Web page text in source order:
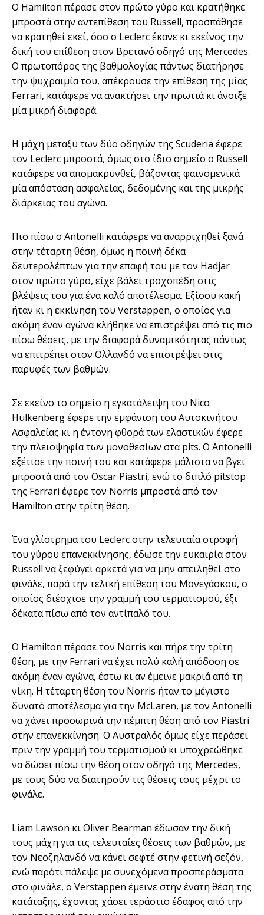
Ο Hamilton πέρασε στον πρώτο γύρο και κρατήθηκε
μπροστά στην αντεπίθεση του Russell, προσπάθησε
να κρατηθεί εκεί, όσο ο Leclerc έκανε κι εκείνος την
δική του επίθεση στον Βρετανό οδηγό της Mercedes.
Ο πρωτοπόρος της βαθμολογίας πάντως διατήρησε
την ψυχραιμία του, απέκρουσε την επίθεση της μίας
Ferrari, κατάφερε να ανακτήσει την πρωτιά κι άνοιξε
μία μικρή διαφορά.
Η μάχη μεταξύ των δύο οδηγών της Scuderia έφερε
τον Leclerc μπροστά, όμως στο ίδιο σημείο ο Russell
κατάφερε να απομακρυνθεί, βάζοντας φαινομενικά
μία απόσταση ασφαλείας, δεδομένης και της μικρής
διάρκειας του αγώνα.
Πιο πίσω ο Antonelli κατάφερε να αναρριχηθεί ξανά
στην τέταρτη θέση, όμως η ποινή δέκα
δευτερολέπτων για την επαφή του με τον Hadjar
στον πρώτο γύρο, είχε βάλει τροχοπέδη στις
βλέψεις του για ένα καλό αποτέλεσμα. Εξίσου κακή
ήταν κι η εκκίνηση του Verstappen, ο οποίος για
ακόμη έναν αγώνα κλήθηκε να επιστρέψει από τις πιο
πίσω θέσεις, με την διαφορά δυναμικότητας πάντως
να επιτρέπει στον Ολλανδό να επιστρέψει στις
παρυφές των βαθμών.
Σε εκείνο το σημείο η εγκατάλειψη του Nico
Hulkenberg έφερε την εμφάνιση του Αυτοκινήτου
Ασφαλείας κι η έντονη φθορά των ελαστικών έφερε
την πλειοψηφία των μονοθεσίων στα pits. Ο Antonelli
εξέτισε την ποινή του και κατάφερε μάλιστα να βγει
μπροστά από τον Oscar Piastri, ενώ το διπλό pitstop
της Ferrari έφερε τον Norris μπροστά από τον
Hamilton στην τρίτη θέση.
Ένα γλίστρημα του Leclerc στην τελευταία στροφή
του γύρου επανεκκίνησης, έδωσε την ευκαιρία στον
Russell να ξεφύγει αρκετά για να μην απειληθεί στο
φινάλε, παρά την τελική επίθεση του Μονεγάσκου, ο
οποίος διέσχισε την γραμμή του τερματισμού, έξι
δέκατα πίσω από τον αντίπαλό του.
Ο Hamilton πέρασε τον Norris και πήρε την τρίτη
θέση, με την Ferrari να έχει πολύ καλή απόδοση σε
ακόμη έναν αγώνα, έστω κι αν έμεινε μακριά από τη
νίκη. Η τέταρτη θέση του Norris ήταν το μέγιστο
δυνατό αποτέλεσμα για την McLaren, με τον Antonelli
να χάνει προσωρινά την πέμπτη θέση από τον Piastri
στην επανεκκίνηση. Ο Αυστραλός όμως είχε περάσει
πριν την γραμμή του τερματισμού κι υποχρεώθηκε
να δώσει πίσω την θέση στον οδηγό της Mercedes,
με τους δύο να διατηρούν τις θέσεις τους μέχρι το
φινάλε.
Liam Lawson κι Oliver Bearman έδωσαν την δική
τους μάχη για τις τελευταίες θέσεις των βαθμών, με
τον Νεοζηλανδό να κάνει σεφτέ στην φετινή σεζόν,
ενώ παρότι πάλεψε με συνεχόμενα προσπεράσματα
στο φινάλε, ο Verstappen έμεινε στην ένατη θέση της
κατάταξης, έχοντας χάσει τεράστιο έδαφος από την